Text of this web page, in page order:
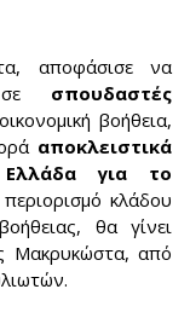
αποφάσισε να
σε σπουδαστές
οικονομική βοήθεια,
αποκλειστικά
Ελλάδα για το
κλάδου
θα γίνει
Μακρυκώστα, από